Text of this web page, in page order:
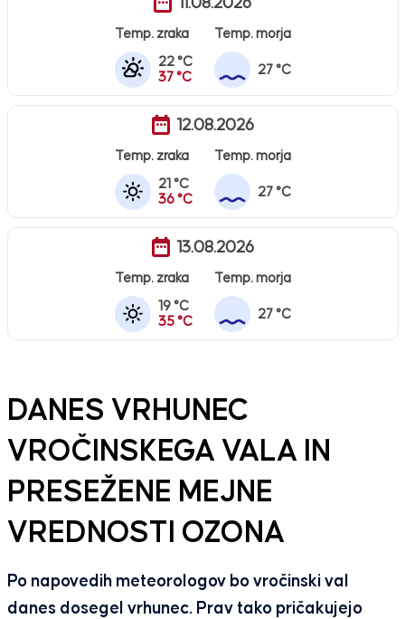
11.08.2026
Temp. zraka
22 °C
37 °C
Temp. morja
27 °C
12.08.2026
Temp. zraka
21 °C
36 °C
Temp. morja
27 °C
13.08.2026
Temp. zraka
19 °C
35 °C
Temp. morja
27 °C
DANES VRHUNEC
VROČINSKEGA VALA IN
PRESEŽENE MEJNE
VREDNOSTI OZONA
Po napovedih meteorologov bo vročinski val
danes dosegel vrhunec. Prav tako pričakujejo